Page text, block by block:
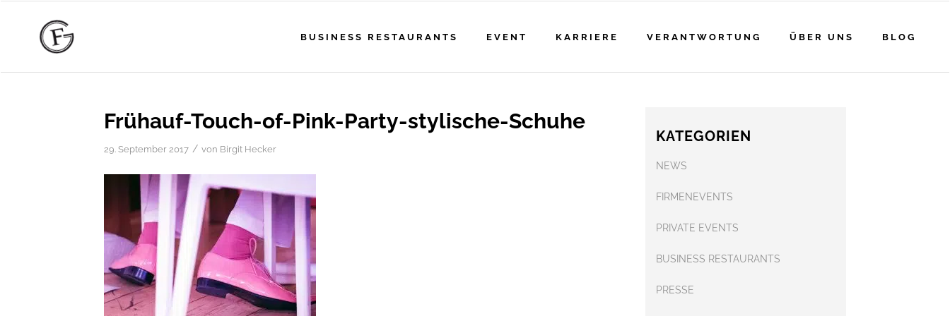
BUSINESS RESTAURANTS EVENT KARRIERE VERANTWORTUNG ÜBER UNS BLOG
Frühauf-Touch-of-Pink-Party-stylische-Schuhe
29. September 2017 / von Birgit Hecker
KATEGORIEN
NEWS
FIRMENEVENTS
PRIVATE EVENTS
BUSINESS RESTAURANTS
PRESSE